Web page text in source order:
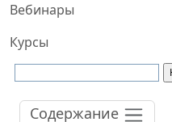
Вебинары
Курсы
Содержание